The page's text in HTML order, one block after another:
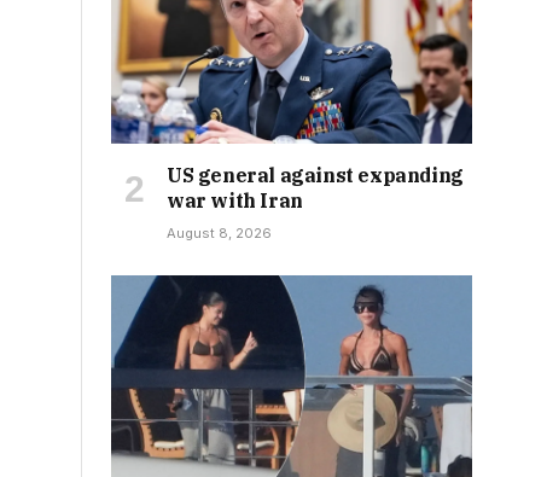
US general against expanding
war with Iran
August 8, 2026